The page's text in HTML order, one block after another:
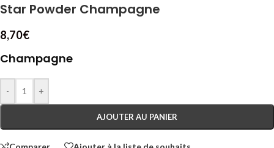
Star Powder Champagne
8,70€
Champagne
- +
AJOUTER AU PANIER